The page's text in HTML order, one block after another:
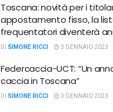
Toscana: novità per i
appostamento fisso, la
frequentatori diventerà
DI SIMONE RICCI 3 GENNAIO 2023
Federcaccia-UCT: “Un
caccia in Toscana”
DI SIMONE RICCI 3 GENNAIO 2023